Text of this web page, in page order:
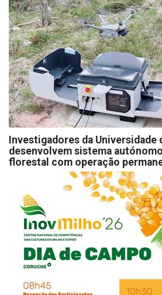
Investigadores da Universidade
desenvolvem sistema
florestal com operação